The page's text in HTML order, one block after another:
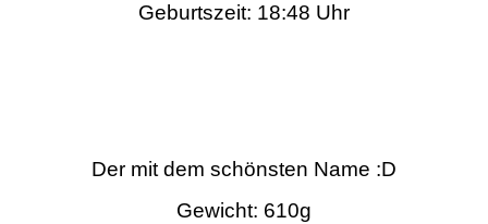
Geburtszeit: 18:48 Uhr
Der mit dem schönsten Name :D
Gewicht: 610g